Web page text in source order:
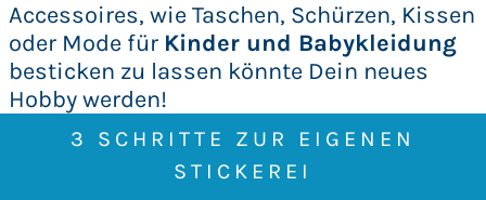
Accessoires, wie Taschen, Schürzen, Kissen
oder Mode für Kinder und Babykleidung
besticken zu lassen könnte Dein neues
Hobby werden!
3 SCHRITTE ZUR EIGENEN
STICKEREI